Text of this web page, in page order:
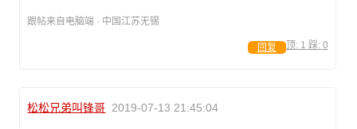
跟帖来自电脑端 · 中国江苏无锡
顶: 1 踩: 0
回复
松松兄弟叫锋哥 2019-07-13 21:45:04